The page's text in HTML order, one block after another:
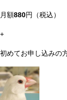
月額880円（税込）
+
初めてお申し込みの